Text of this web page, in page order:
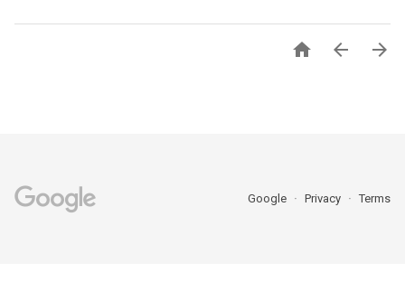
  
Google Privacy Terms